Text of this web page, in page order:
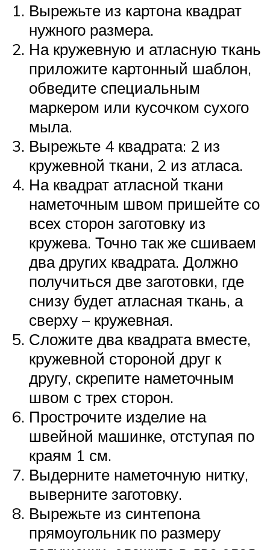
Вырежьте из картона квадрат
нужного размера.
На кружевную и атласную ткань
приложите картонный шаблон,
обведите специальным
маркером или кусочком сухого
мыла.
Вырежьте 4 квадрата: 2 из
кружевной ткани, 2 из атласа.
На квадрат атласной ткани
наметочным швом пришейте со
всех сторон заготовку из
кружева. Точно так же сшиваем
два других квадрата. Должно
получиться две заготовки, где
снизу будет атласная ткань, а
сверху – кружевная.
Сложите два квадрата вместе,
кружевной стороной друг к
другу, скрепите наметочным
швом с трех сторон.
Прострочите изделие на
швейной машинке, отступая по
краям 1 см.
Выдерните наметочную нитку,
выверните заготовку.
Вырежьте из синтепона
прямоугольник по размеру